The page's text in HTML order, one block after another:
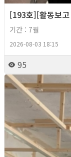
[193호][활동보
기간 : 7월
2026-08-03 18:15
95